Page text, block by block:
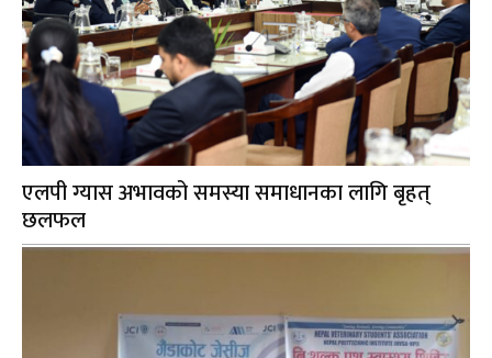
एलपी ग्यास अभावको समस्या समाधानका लागि बृहत्
छलफल